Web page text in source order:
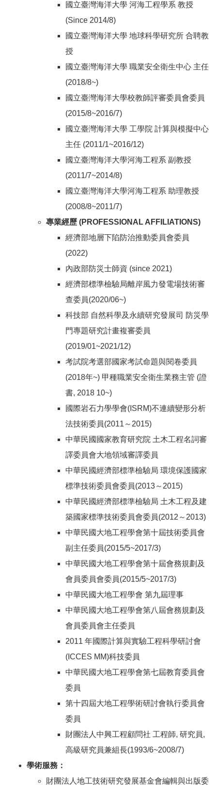
國立臺灣海洋大學 河海工程學系 教授
(Since 2014/8)
國立臺灣海洋大學 地球科學研究所 合聘教
授
國立臺灣海洋大學 職業安全衛生中心 主任
(2018/8~)
國立臺灣海洋大學校教師評審委員會委員
(2015/8~2016/7)
國立臺灣海洋大學 工學院 計算與模擬中心
主任 (2011/1~2016/12)
國立臺灣海洋大學河海工程系 副教授
(2011/7~2014/8)
國立臺灣海洋大學河海工程系 助理教授
(2008/8~2011/7)
專業經歷 (PROFESSIONAL AFFILIATIONS)
經濟部地層下陷防治推動委員會委員
(2022)
內政部防災士師資 (since 2021)
經濟部標準檢驗局離岸風力發電場技術審
查委員(2020/06~)
科技部 自然科學及永續研究發展司 防災學
門專題研究計畫複審委員
(2019/01~2021/12)
考試院考選部國家考試命題與閱卷委員
(2018年~) 甲種職業安全衛生業務主管 (證
書, 2018 10~)
國際岩石力學學會(ISRM)不連續變形分析
法技術委員(2011～2015)
中華民國國家教育研究院 土木工程名詞審
譯委員會大地領域審譯委員
中華民國經濟部標準檢驗局 環境保護國家
標準技術委員會委員(2013～2015)
中華民國經濟部標準檢驗局 土木工程及建
築國家標準技術委員會委員(2012～2013)
中華民國大地工程學會第十屆技術委員會
副主任委員(2015/5~2017/3)
中華民國大地工程學會第十屆會務規劃及
會員委員會委員(2015/5~2017/3)
中華民國大地工程學會 第九屆理事
中華民國大地工程學會第八屆會務規劃及
會員委員會主任委員
2011 年國際計算與實驗工程科學研討會
(ICCES MM)科技委員
中華民國大地工程學會第七屆教育委員會
委員
第十四屆大地工程學術研討會執行委員會
委員
財團法人中興工程顧問社 工程師, 研究員,
高級研究員兼組長(1993/6~2008/7)
學術服務：
財團法人地工技術研究發展基金會編輯與出版委